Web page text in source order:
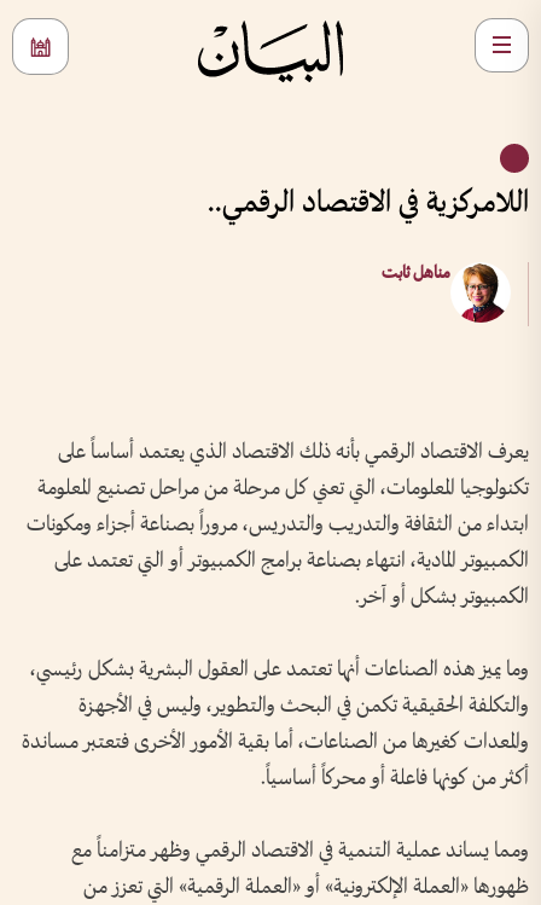
اللامركزية في الاقتصاد الرقمي..
مناهل ثابت
يعرف الاقتصاد الرقمي بأنه ذلك الاقتصاد الذي يعتمد أساساً على
تكنولوجيا المعلومات، التي تعني كل مرحلة من مراحل تصنيع المعلومة
ابتداء من الثقافة والتدريب والتدريس، مروراً بصناعة أجزاء ومكونات
الكمبيوتر المادية، انتهاء بصناعة برامج الكمبيوتر أو التي تعتمد على
الكمبيوتر بشكل أو آخر.
وما يميز هذه الصناعات أنها تعتمد على العقول البشرية بشكل رئيسي،
والتكلفة الحقيقية تكمن في البحث والتطوير، وليس في الأجهزة
والمعدات كغيرها من الصناعات، أما بقية الأمور الأخرى فتعتبر مساندة
أكثر من كونها فاعلة أو محركاً أساسياً.
ومما يساند عملية التنمية في الاقتصاد الرقمي وظهر متزامناً مع
ظهورها «العملة الإلكترونية» أو «العملة الرقمية» التي تعزز من